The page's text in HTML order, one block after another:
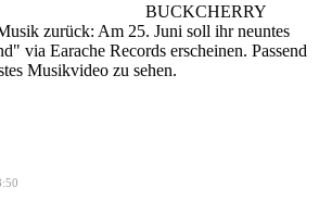
BUCKCHERRY
zurück: Am 25. Juni soll ihr neuntes
via Earache Records erscheinen. Passend
Musikvideo zu sehen.